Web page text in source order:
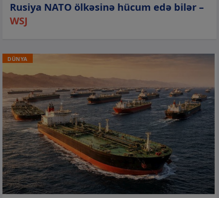
Rusiya NATO ölkəsinə hücum edə bilər –
WSJ
DÜNYA